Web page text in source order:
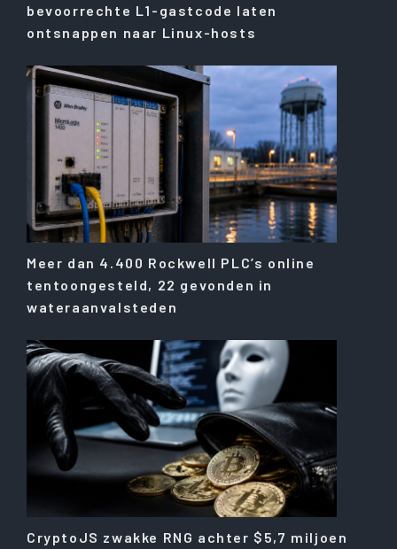
bevoorrechte L1-gastcode laten
ontsnappen naar Linux-hosts
Meer dan 4.400 Rockwell PLC’s online
tentoongesteld, 22 gevonden in
wateraanvalsteden
CryptoJS zwakke RNG achter $5,7 miljoen